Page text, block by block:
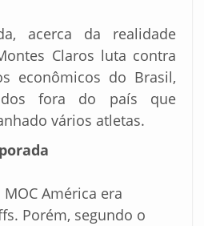
acerca da realidade
Claros luta contra
econômicos do Brasil,
fora do país que
vários atletas.
América era
Porém, segundo o